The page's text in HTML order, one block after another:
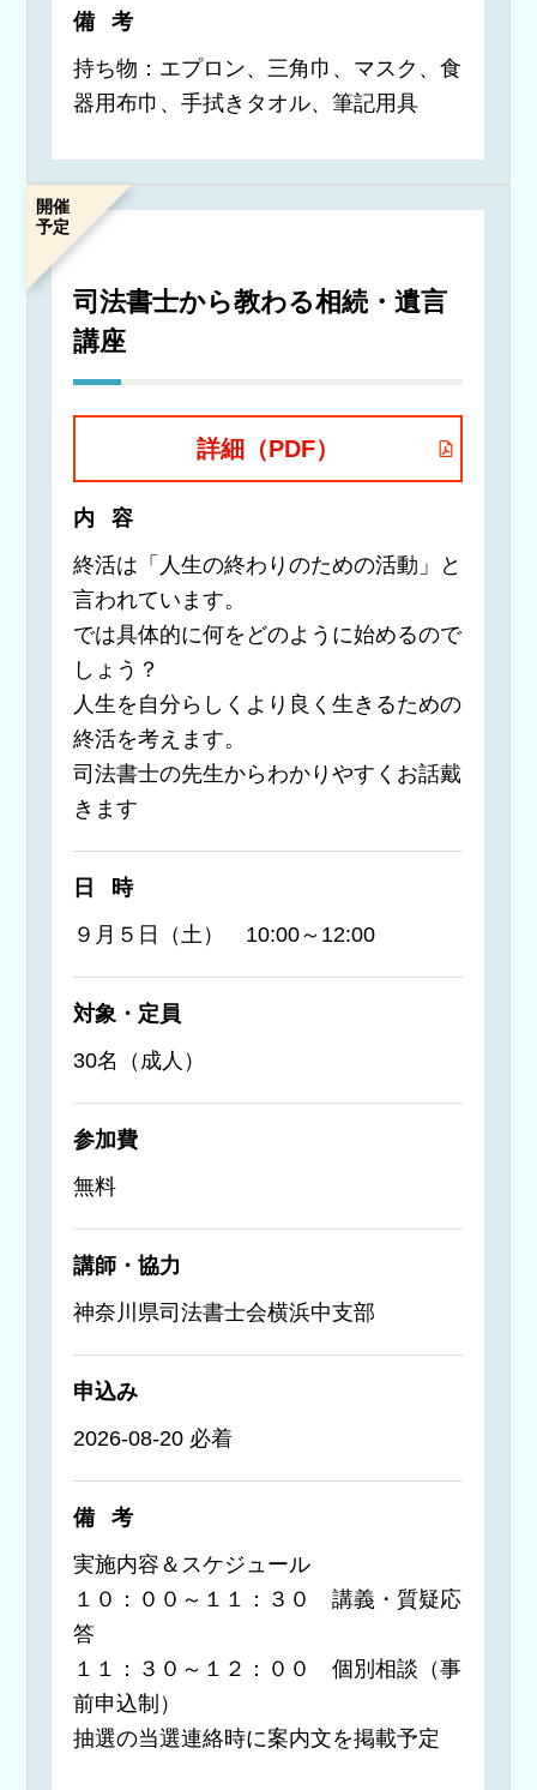
備考
持ち物：エプロン、三角巾、マスク、食
器用布巾、手拭きタオル、筆記用具
開催
予定
司法書士から教わる相続・遺言
講座
詳細（PDF）
内容
終活は「人生の終わりのための活動」と
言われています。
では具体的に何をどのように始めるので
しょう？
人生を自分らしくより良く生きるための
終活を考えます。
司法書士の先生からわかりやすくお話戴
きます
日時
９月５日（土） 10:00～12:00
対象・定員
30名（成人）
参加費
無料
講師・協力
神奈川県司法書士会横浜中支部
申込み
2026-08-20 必着
備考
実施内容＆スケジュール
１０：００～１１：３０ 講義・質疑応
答
１１：３０～１２：００ 個別相談（事
前申込制）
抽選の当選連絡時に案内文を掲載予定